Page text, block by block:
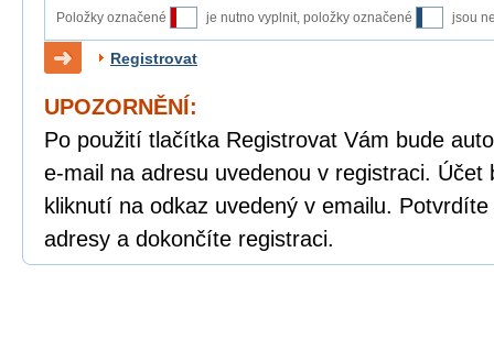
Položky označené je nutno vyplnit, položky označené jsou
Registrovat
UPOZORNĚNÍ:
Po použití tlačítka Registrovat Vám bude
e-mail na adresu uvedenou v registraci. Účet
kliknutí na odkaz uvedený v emailu.
adresy a dokončíte registraci.